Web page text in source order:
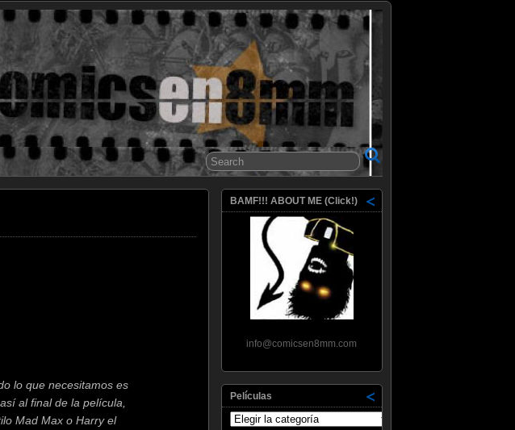
en 8mm
lo que necesitamos es
al final de la película,
Mad Max o Harry el
BAMF!!! ABOUT ME (Click!)
info@comicsen8mm.com
Películas
Películas